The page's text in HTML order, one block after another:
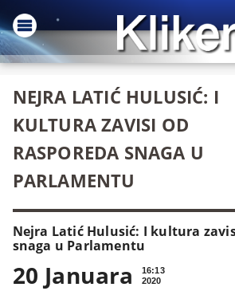
NEJRA LATIĆ HULUSIĆ: I
KULTURA ZAVISI OD
RASPOREDA SNAGA U
PARLAMENTU
Nejra Latić Hulusić: I kultura
snaga u Parlamentu
20 Januara
16:13
2020